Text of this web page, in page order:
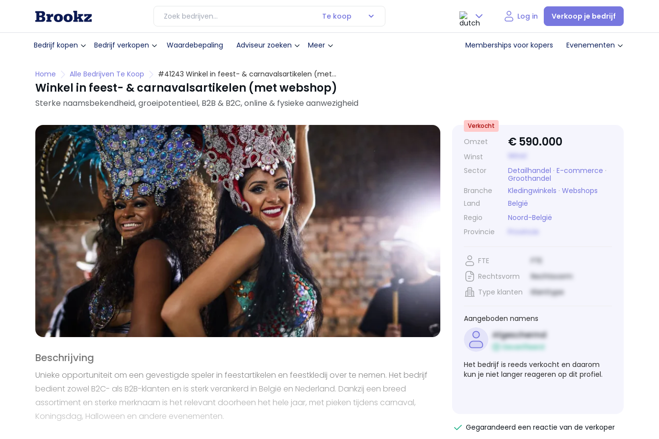
Te koop
Nederlands
Log in Verkoop je bedrijf
Bedrijf kopen Bedrijf verkopen Waardebepaling Adviseur zoeken Meer Memberships voor kopers Evenementen
Home Alle Bedrijven Te Koop
#41243 Winkel in feest- & carnavalsartikelen (met
webshop)
Winkel in feest- & carnavalsartikelen (met webshop)
Sterke naamsbekendheid, groeipotentieel, B2B & B2C, online & fysieke aanwezigheid
Beschrijving
Unieke opportuniteit om een gevestigde speler in feestartikelen en feestkledij over te nemen. Het bedrijf
bedient zowel B2C- als B2B-klanten en is sterk verankerd in België en Nederland. Dankzij een breed
assortiment en sterke merknaam is het relevant doorheen het hele jaar, met pieken tijdens carnaval,
Koningsdag, Halloween en andere evenementen.
Omzet €590.000
Winst
Sector
Detailhandel · E-commerce ·
Groothandel
Branche
Kledingwinkels · Webshops
Land
België
Regio
Noord-België
Provincie
Verkocht
FTE
FTE
Rechtsvorm
Rechtsvorm
Type klanten
Klanttype
Aangeboden namens
Afgeschermd
Geverifieerd
Het bedrijf is reeds verkocht en daarom
kun je niet langer reageren op dit profiel.
Gegarandeerd een reactie van de verkoper